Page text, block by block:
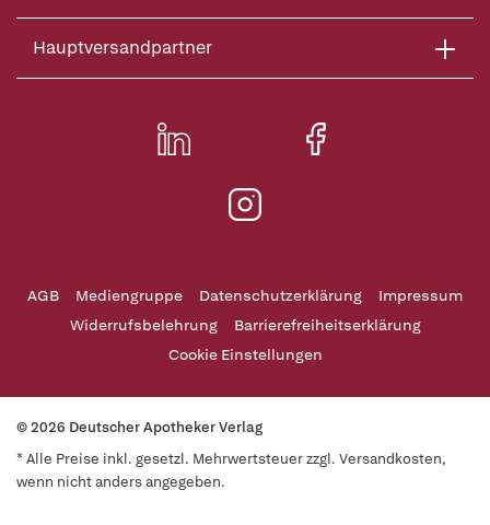
Hauptversandpartner
AGB Mediengruppe Datenschutzerklärung
Impressum
Widerrufsbelehrung
Barrierefreiheitserklärung
Cookie Einstellungen
© 2026 Deutscher Apotheker Verlag
* Alle Preise inkl. gesetzl. Mehrwertsteuer zzgl. Versandkosten,
wenn nicht anders angegeben.